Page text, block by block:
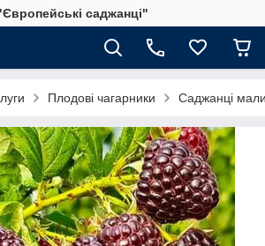
саджанці"
Плодові чагарники Саджанці